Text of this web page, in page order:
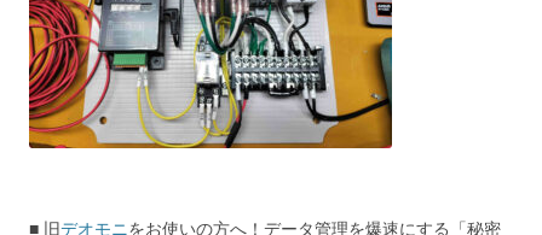
■ 旧デオモニをお使いの方へ！データ管理を爆速にする「秘密